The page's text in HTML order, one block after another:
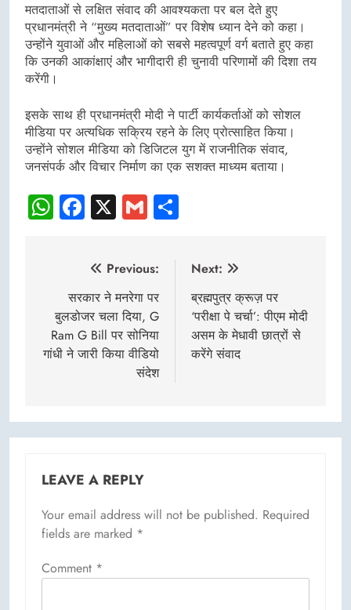
मतदाताओं से लक्षित संवाद की आवश्यकता पर बल देते हुए
प्रधानमंत्री ने “मुख्य मतदाताओं” पर विशेष ध्यान देने को कहा।
उन्होंने युवाओं और महिलाओं को सबसे महत्वपूर्ण वर्ग बताते हुए कहा
कि उनकी आकांक्षाएं और भागीदारी ही चुनावी परिणामों की दिशा तय
करेंगी।
इसके साथ ही प्रधानमंत्री मोदी ने पार्टी कार्यकर्ताओं को सोशल
मीडिया पर अत्यधिक सक्रिय रहने के लिए प्रोत्साहित किया।
उन्होंने सोशल मीडिया को डिजिटल युग में राजनीतिक संवाद,
जनसंपर्क और विचार निर्माण का एक सशक्त माध्यम बताया।
WhatsApp
Facebook
X Gmail
navigation
Previous:
सरकार ने मनरेगा पर
बुलडोजर चला दिया, G
Ram G Bill पर सोनिया
गांधी ने जारी किया वीडियो
संदेश
Next:
ब्रह्मपुत्र क्रूज़ पर
‘परीक्षा पे चर्चा’: पीएम मोदी
असम के मेधावी छात्रों से
करेंगे संवाद
LEAVE A REPLY
Your email address will not be published. Required
fields are marked *
Comment *